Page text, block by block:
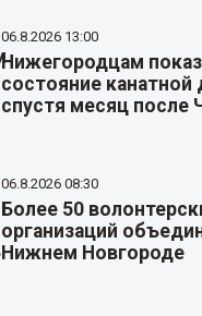
06.8.2026 13:00
Нижегородцам
состояние канатной
спустя месяц после
06.8.2026 08:30
Более 50
организаций
Нижнем Новгороде